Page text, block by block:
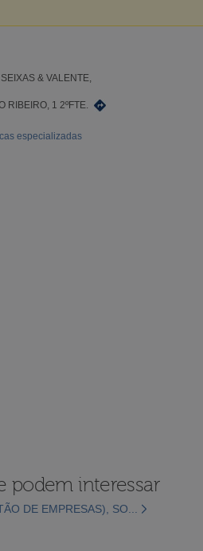
& VALENTE,
RIBEIRO, 1 2ºFTE.
especializadas
podem interessar
DE EMPRESAS), SO...